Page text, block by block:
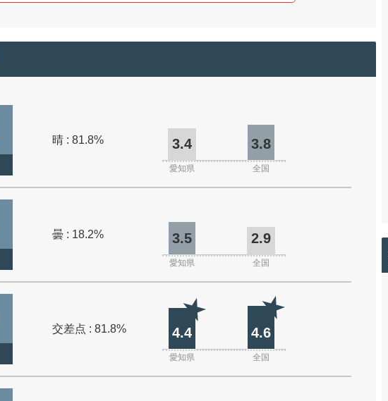
晴 : 81.8% 3.4 3.8
愛知県 全国
曇 : 18.2% 3.5 2.9
愛知県 全国
交差点 : 81.8% 4.4 4.6
愛知県 全国